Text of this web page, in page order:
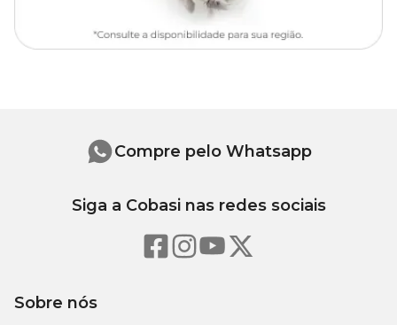
Sobre nós
Compre pelo Whatsapp
Siga a Cobasi nas redes sociais